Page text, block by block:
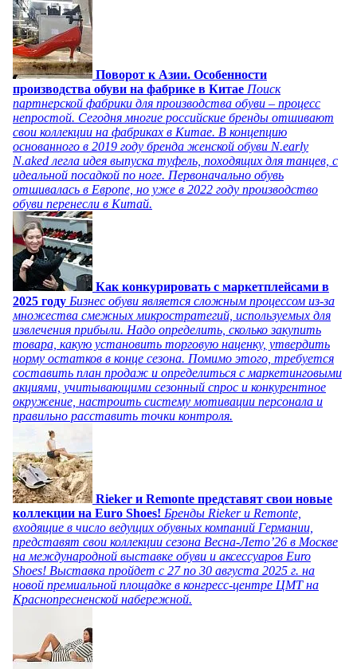
Поворот к Азии. Особенности
производства обуви на фабрике в Китае Поиск
партнерской фабрики для производства обуви – процесс
непростой. Сегодня многие российские бренды отшивают
свои коллекции на фабриках в Китае. В концепцию
основанного в 2019 году бренда женской обуви N.early
N.aked легла идея выпуска туфель, походящих для танцев, с
идеальной посадкой по ноге. Первоначально обувь
отшивалась в Европе, но уже в 2022 году производство
обуви перенесли в Китай.
Как конкурировать с маркетплейсами в
2025 году Бизнес обуви является сложным процессом из-за
множества смежных микростратегий, используемых для
извлечения прибыли. Надо определить, сколько закупить
товара, какую установить торговую наценку, утвердить
норму остатков в конце сезона. Помимо этого, требуется
составить план продаж и определиться с маркетинговыми
акциями, учитывающими сезонный спрос и конкурентное
окружение, настроить систему мотивации персонала и
правильно расставить точки контроля.
Rieker и Remonte представят свои новые
коллекции на Euro Shoes! Бренды Rieker и Remonte,
входящие в число ведущих обувных компаний Германии,
представят свои коллекции сезона Весна-Лето’26 в Москве
на международной выставке обуви и аксессуаров Euro
Shoes! Выставка пройдет c 27 по 30 августа 2025 г. на
новой премиальной площадке в конгресс-центре ЦМТ на
Краснопресненской набережной.